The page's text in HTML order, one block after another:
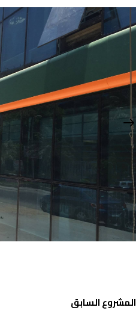
المشروع السابق